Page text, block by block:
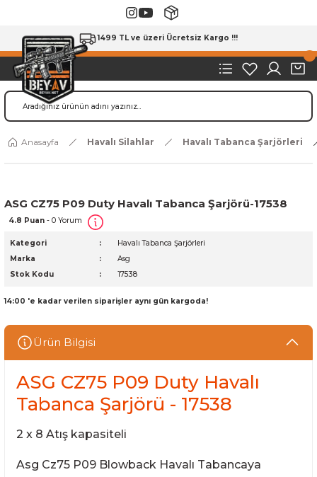
1499 TL ve üzeri Ücretsiz Kargo !!!
Anasayfa Havalı Silahlar Havalı Tabanca Şarjörleri
ASG CZ75 P09 Duty Havalı Tabanca Şarjörü-17538
4.8 Puan - 0 Yorum
Kategori
Havalı Tabanca Şarjörleri
Marka
Asg
Stok Kodu
17538
14:00 'e kadar verilen siparişler aynı gün kargoda!
Ürün Bilgisi
ASG CZ75 P09 Duty Havalı
Tabanca Şarjörü - 17538
2 x 8 Atış kapasiteli
Asg Cz75 P09 Blowback Havalı Tabancaya